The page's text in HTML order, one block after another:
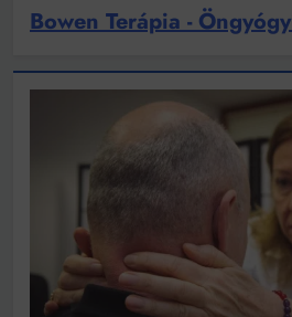
Bowen Terápia -